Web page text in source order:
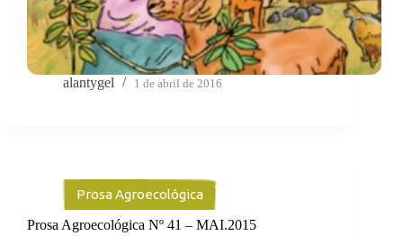
alantygel 1 de abril de 2016
Prosa Agroecológica
Prosa Agroecológica Nº 41 – MAI.2015